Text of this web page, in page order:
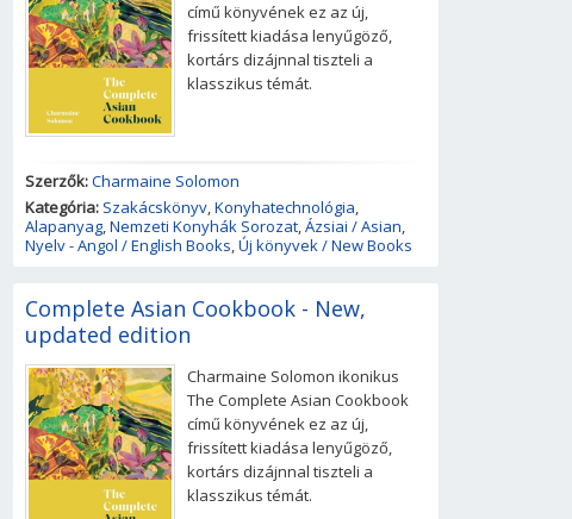
című könyvének ez az új,
frissített kiadása lenyűgöző,
kortárs dizájnnal tiszteli a
klasszikus témát.
Szerzők:Charmaine Solomon
Kategória: Szakácskönyv,Konyhatechnológia,
Alapanyag,Nemzeti Konyhák Sorozat,Ázsiai / Asian,
Nyelv - Angol / English Books,Új könyvek / New Books
Complete Asian Cookbook - New,
updated edition
Charmaine Solomon ikonikus
The Complete Asian Cookbook
című könyvének ez az új,
frissített kiadása lenyűgöző,
kortárs dizájnnal tiszteli a
klasszikus témát.